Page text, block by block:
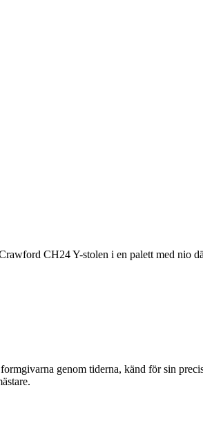
CH24 Y-stolen i en palett med nio
genom tiderna, känd för sin